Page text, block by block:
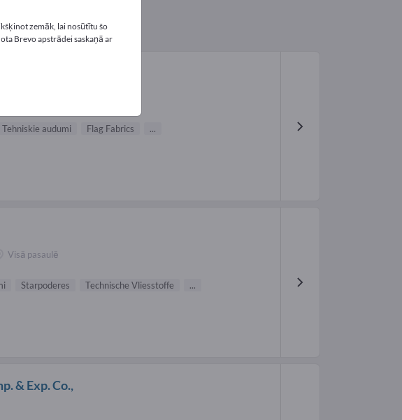
Tehniskie audumi Flag Fabrics ...
Visā pasaulē
Starpoderes Technische Vliesstoffe ...
& Exp. Co.,
zemāk, lai nosūtītu šo
Brevo apstrādei saskaņā ar